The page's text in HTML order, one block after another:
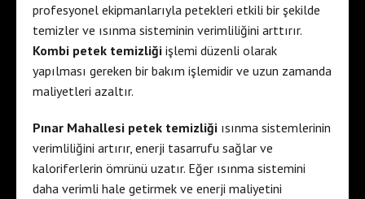
profesyonel ekipmanlarıyla petekleri etkili bir şekilde
temizler ve ısınma sisteminin verimliliğini arttırır.
Kombi petek temizliği işlemi düzenli olarak
yapılması gereken bir bakım işlemidir ve uzun zamanda
maliyetleri azaltır.
Pınar Mahallesi petek temizliği ısınma sistemlerinin
verimliliğini artırır, enerji tasarrufu sağlar ve
kaloriferlerin ömrünü uzatır. Eğer ısınma sistemini
daha verimli hale getirmek ve enerji maliyetini